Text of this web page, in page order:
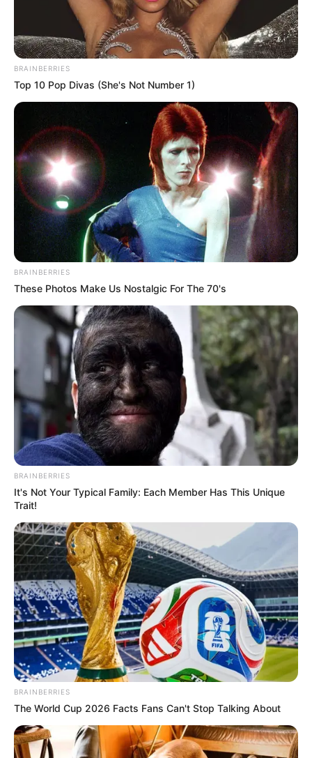
BRAINBERRIES
Top 10 Pop Divas (She's Not Number 1)
BRAINBERRIES
These Photos Make Us Nostalgic For The 70's
BRAINBERRIES
It's Not Your Typical Family: Each Member Has This Unique
Trait!
BRAINBERRIES
The World Cup 2026 Facts Fans Can't Stop Talking About